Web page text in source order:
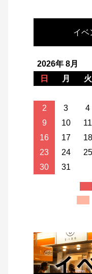
イベ
2026年 8月
日
月 火
2
3 4
9
10 11
16
17 18
23
24 25
30
31